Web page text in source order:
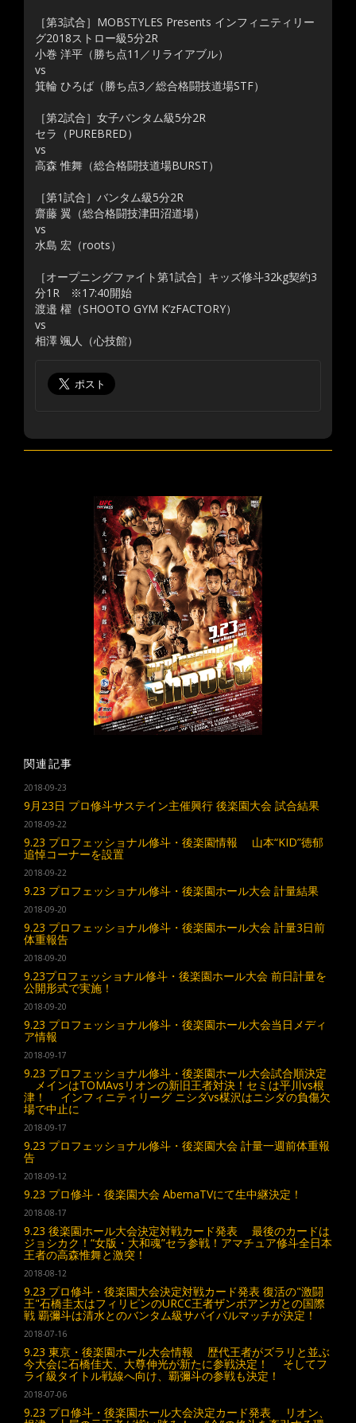
［第3試合］MOBSTYLES Presents インフィニティリー
グ2018ストロー級5分2R
小巻 洋平（勝ち点11／リライアブル）
vs
箕輪 ひろば（勝ち点3／総合格闘技道場STF）
［第2試合］女子バンタム級5分2R
セラ（PUREBRED）
vs
高森 惟舞（総合格闘技道場BURST）
［第1試合］バンタム級5分2R
齋藤 翼（総合格闘技津田沼道場）
vs
水島 宏（roots）
［オープニングファイト第1試合］キッズ修斗32kg契約3
分1R ※17:40開始
渡邉 櫂（SHOOTO GYM K’zFACTORY）
vs
相澤 颯人（心技館）
関連記事
2018-09-23
9月23日 プロ修斗サステイン主催興行 後楽園大会 試合結果
2018-09-22
9.23 プロフェッショナル修斗・後楽園情報 山本“KID”徳郁
追悼コーナーを設置
2018-09-22
9.23 プロフェッショナル修斗・後楽園ホール大会 計量結果
2018-09-20
9.23 プロフェッショナル修斗・後楽園ホール大会 計量3日前
体重報告
2018-09-20
9.23プロフェッショナル修斗・後楽園ホール大会 前日計量を
公開形式で実施！
2018-09-20
9.23 プロフェッショナル修斗・後楽園ホール大会当日メディ
ア情報
2018-09-17
9.23 プロフェッショナル修斗・後楽園ホール大会試合順決定
メインはTOMAvsリオンの新旧王者対決！セミは平川vs根
津！ インフィニティリーグ ニシダvs楳沢はニシダの負傷欠
場で中止に
2018-09-17
9.23 プロフェッショナル修斗・後楽園大会 計量一週前体重報
告
2018-09-12
9.23 プロ修斗・後楽園大会 AbemaTVにて生中継決定！
2018-08-17
9.23 後楽園ホール大会決定対戦カード発表 最後のカードは
ジョシカク！“女版・大和魂”セラ参戦！アマチュア修斗全日本
王者の高森惟舞と激突！
2018-08-12
9.23 プロ修斗・後楽園大会決定対戦カード発表 復活の"激闘
王"石橋圭太はフィリピンのURCC王者ザンボアンガとの国際
戦 覇彌斗は清水とのバンタム級サバイバルマッチが決定！
2018-07-16
9.23 東京・後楽園ホール大会情報 歴代王者がズラリと並ぶ
今大会に石橋佳大、大尊伸光が新たに参戦決定！ そしてフ
ライ級タイトル戦線へ向け、覇彌斗の参戦も決定！
2018-07-06
9.23 プロ修斗・後楽園ホール大会決定カード発表 リオン、